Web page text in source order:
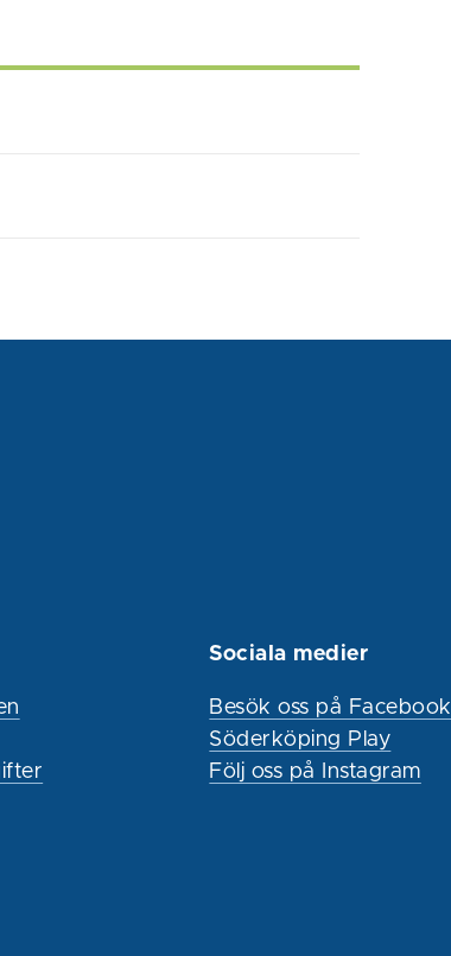
Sociala medier
Besök oss på Facebook
Söderköping Play
Följ oss på Instagram